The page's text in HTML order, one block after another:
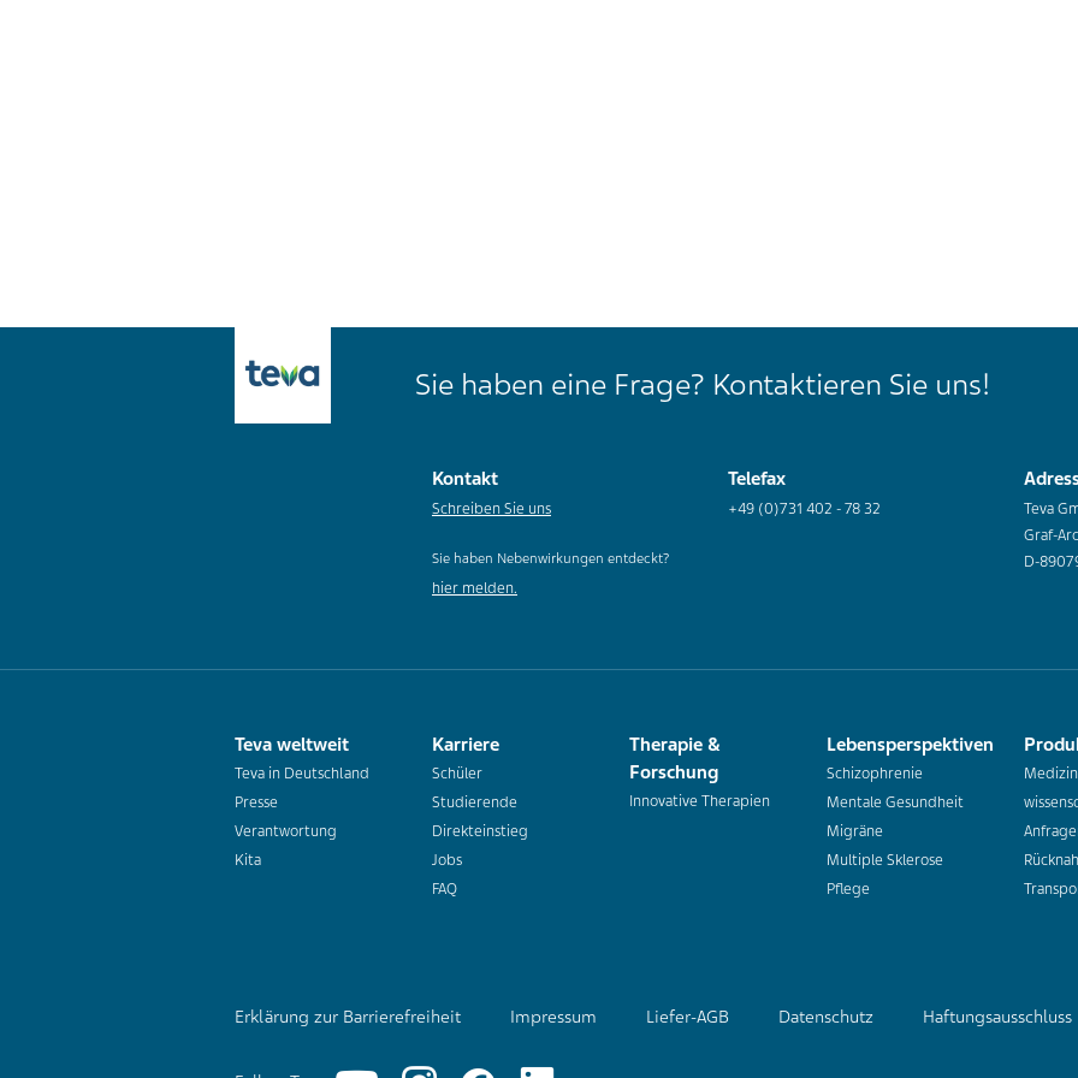
Sie haben eine Frage? Kontaktieren Sie uns!
Kontakt
Schreiben Sie uns
Sie haben Nebenwirkungen entdeckt?
hier melden.
Telefax
+49 (0)731 402 - 78 32
Teva
Graf-
D-
Teva weltweit
Teva in Deutschland
Presse
Verantwortung
Kita
Karriere
Schüler
Studierende
Direkteinstieg
Jobs
FAQ
Therapie &
Forschung
Innovative Therapien
Lebensperspektiven
Schizophrenie
Mentale Gesundheit
Migräne
Multiple Sklerose
Pflege
Erklärung zur Barrierefreiheit Impressum Liefer-AGB Datenschutz Haftungsausschluss